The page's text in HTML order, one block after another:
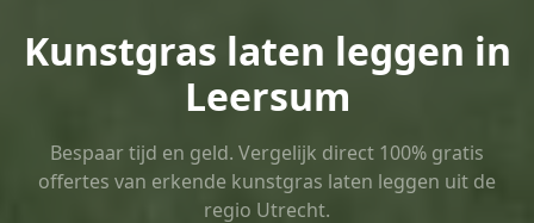
Kunstgras laten leggen in
Leersum
Bespaar tijd en geld. Vergelijk direct 100% gratis
offertes van erkende kunstgras laten leggen uit de
regio Utrecht.